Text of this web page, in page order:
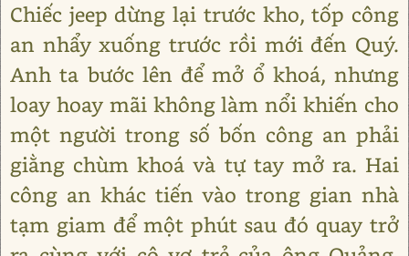
Chiếc jeep dừng lại trước kho, tốp công
an nhẩy xuống trước rồi mới đến Quý.
Anh ta bước lên để mở ổ khoá, nhưng
loay hoay mãi không làm nổi khiến cho
một người trong số bốn công an phải
giằng chùm khoá và tự tay mở ra. Hai
công an khác tiến vào trong gian nhà
tạm giam để một phút sau đó quay trở